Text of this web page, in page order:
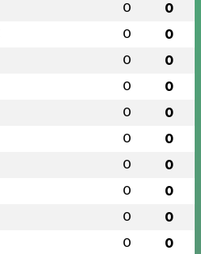
0 0
0 0
0 0
0 0
0 0
0 0
0 0
0 0
0 0
0 0